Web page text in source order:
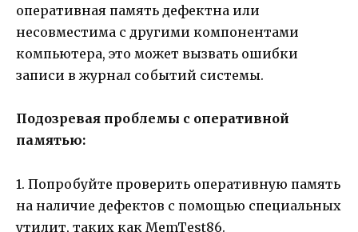
оперативная память дефектна или
несовместима с другими компонентами
компьютера, это может вызвать ошибки
записи в журнал событий системы.
Подозревая проблемы с оперативной
памятью:
1. Попробуйте проверить оперативную память
на наличие дефектов с помощью специальных
утилит, таких как MemTest86.